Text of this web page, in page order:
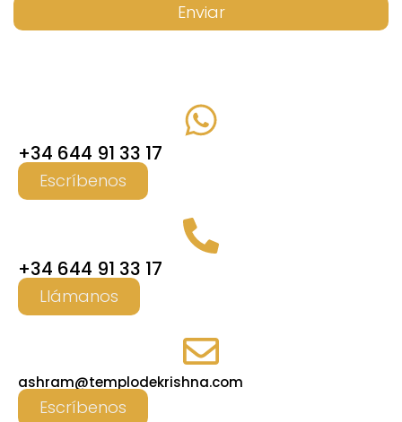
Enviar
+34 644 91 33 17
Escríbenos
+34 644 91 33 17
Llámanos
ashram@templodekrishna.com
Escríbenos